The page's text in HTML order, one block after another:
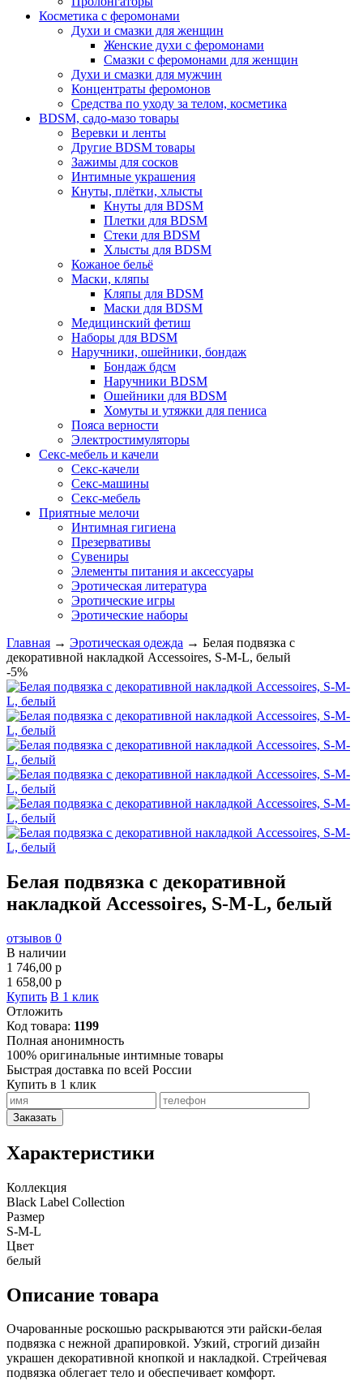
Косметика с феромонами
Духи и смазки для женщин
Женские духи с феромонами
Смазки с феромонами для женщин
Духи и смазки для мужчин
Концентраты феромонов
Средства по уходу за телом, косметика
BDSM, садо-мазо товары
Веревки и ленты
Другие BDSM товары
Зажимы для сосков
Интимные украшения
Кнуты, плётки, хлысты
Кнуты для BDSM
Плетки для BDSM
Стеки для BDSM
Хлысты для BDSM
Кожаное бельё
Маски, кляпы
Кляпы для BDSM
Маски для BDSM
Медицинский фетиш
Наборы для BDSM
Наручники, ошейники, бондаж
Бондаж бдсм
Наручники BDSM
Ошейники для BDSM
Хомуты и утяжки для пениса
Пояса верности
Электростимуляторы
Секс-мебель и качели
Секс-качели
Секс-машины
Секс-мебель
Приятные мелочи
Интимная гигиена
Презервативы
Сувениры
Элементы питания и аксессуары
Эротическая литература
Эротические игры
Эротические наборы
Главная → Эротическая одежда → Белая подвязка с
декоративной накладкой Accessoires, S-M-L, белый
-5%
Белая подвязка с декоративной
накладкой Accessoires, S-M-L, белый
отзывов 0
В наличии
1 746,00 p
1 658,00 p
Купить В 1 клик
Отложить
Код товара: 1199
Полная анонимность
100% оригинальные интимные товары
Быстрая доставка по всей России
Купить в 1 клик
Заказать
Характеристики
Коллекция
Black Label Collection
Размер
S-M-L
Цвет
белый
Описание товара
Очарованные роскошью раскрываются эти райски-белая
подвязка с нежной драпировкой. Узкий, строгий дизайн
украшен декоративной кнопкой и накладкой. Стрейчевая
подвязка облегает тело и обеспечивает комфорт.